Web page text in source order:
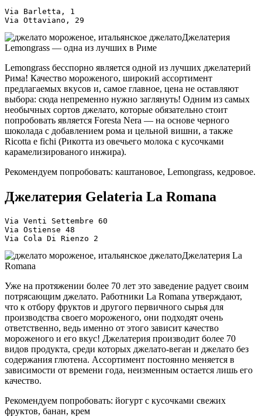
Via Barletta, 1
Via Ottaviano, 29
Джелатерия
Lemongrass — одна из лучших в Риме
Lemongrass бесспорно является одной из лучших джелатерий
Рима! Качество мороженого, широкий ассортимент
предлагаемых вкусов и, самое главное, цена не оставляют
выбора: сюда непременно нужно заглянуть! Одним из самых
необычных сортов джелато, которые обязательно стоит
попробовать является Foresta Nera — на основе черного
шоколада с добавлением рома и цельной вишни, а также
Ricotta e fichi (Рикотта из овечьего молока с кусочками
карамелизированого инжира).
Рекомендуем попробовать: каштановое, Lemongrass, кедровое.
Джелатерия Gelateria La Romana
Via Venti Settembre 60
Via Ostiense 48
Via Cola Di Rienzo 2
Джелатерия La
Romana
Уже на протяжении более 70 лет это заведение радует своим
потрясающим джелато. Работники La Romana утверждают,
что к отбору фруктов и другого первичного сырья для
производства своего мороженого, они подходят очень
ответственно, ведь именно от этого зависит качество
мороженого и его вкус! Джелатерия производит более 70
видов продукта, среди которых джелато-веган и джелато без
содержания глютена. Ассортимент постоянно меняется в
зависимости от времени года, неизменным остается лишь его
качество.
Рекомендуем попробовать: йогурт с кусочками свежих
фруктов, банан, крем